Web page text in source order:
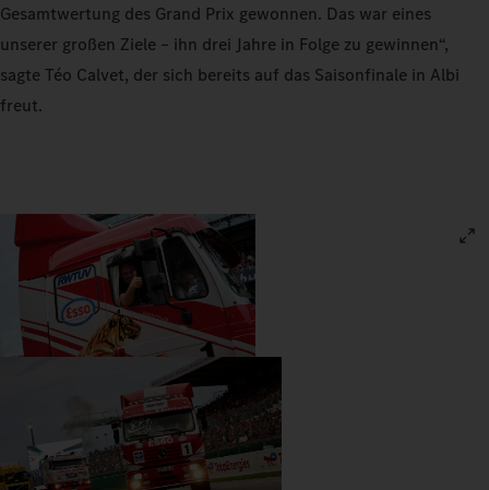
Gesamtwertung des Grand Prix gewonnen. Das war eines
unserer großen Ziele – ihn drei Jahre in Folge zu gewinnen“,
sagte Téo Calvet, der sich bereits auf das Saisonfinale in Albi
freut.